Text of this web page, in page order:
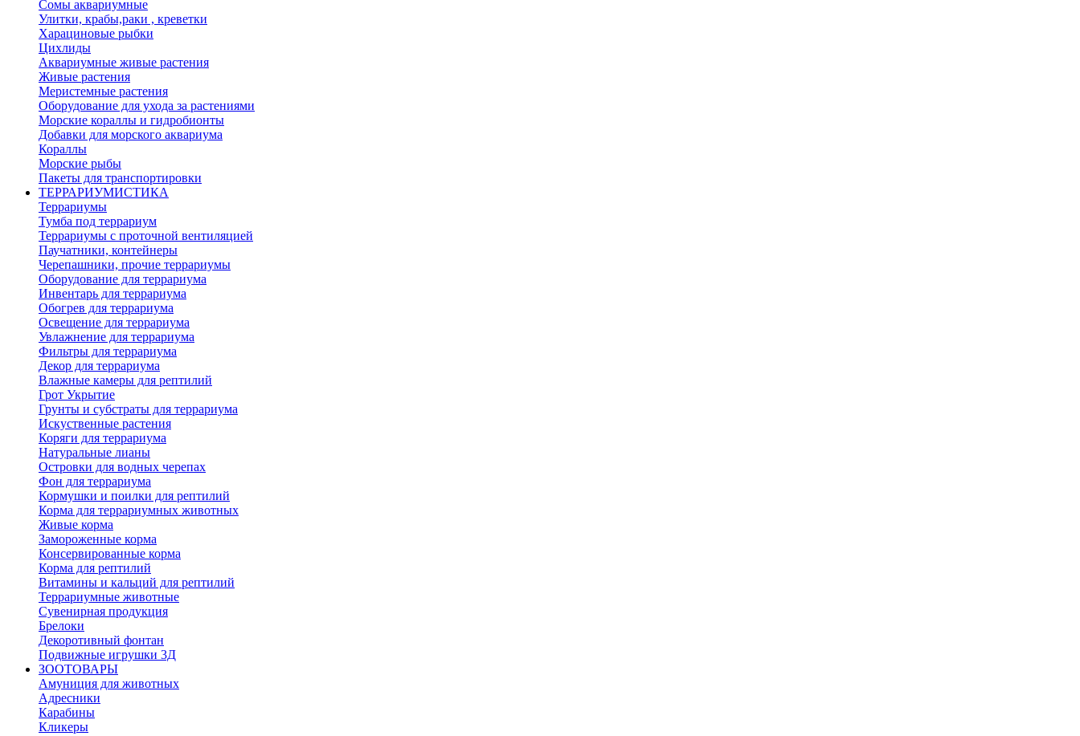
Сомы аквариумные
Улитки, крабы,раки , креветки
Харациновые рыбки
Цихлиды
Аквариумные живые растения
Живые растения
Меристемные растения
Оборудование для ухода за растениями
Морские кораллы и гидробионты
Добавки для морского аквариума
Кораллы
Морские рыбы
Пакеты для транспортировки
ТЕРРАРИУМИСТИКА
Террариумы
Тумба под террариум
Террариумы с проточной вентиляцией
Паучатники, контейнеры
Черепашники, прочие террариумы
Оборудование для террариума
Инвентарь для террариума
Обогрев для террариума
Освещение для террариума
Увлажнение для террариума
Фильтры для террариума
Декор для террариума
Влажные камеры для рептилий
Грот Укрытие
Грунты и субстраты для террариума
Искуственные растения
Коряги для террариума
Натуральные лианы
Островки для водных черепах
Фон для террариума
Кормушки и поилки для рептилий
Корма для террариумных животных
Живые корма
Замороженные корма
Консервированные корма
Корма для рептилий
Витамины и кальций для рептилий
Террариумные животные
Сувенирная продукция
Брелоки
Декоротивный фонтан
Подвижные игрушки 3Д
ЗООТОВАРЫ
Амуниция для животных
Адресники
Карабины
Кликеры